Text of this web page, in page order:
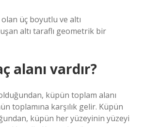
üç boyutlu ve altı
altı taraflı geometrik bir
alanı vardır?
küpün toplam alanı
toplamına karşılık gelir. Küpün
küpün her yüzeyinin yüzeyi